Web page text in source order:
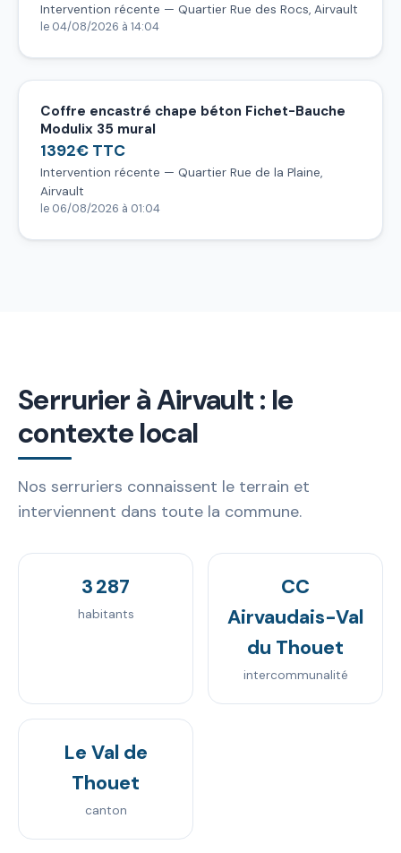
Intervention récente — Quartier Rue des Rocs, Airvault
le 04/08/2026 à 14:04
Coffre encastré chape béton Fichet-Bauche
Modulix 35 mural
1392€ TTC
Intervention récente — Quartier Rue de la Plaine,
Airvault
le 06/08/2026 à 01:04
Serrurier à Airvault : le
contexte local
Nos serruriers connaissent le terrain et
interviennent dans toute la commune.
3 287
habitants
CC
Airvaudais-Val
du Thouet
intercommunalité
Le Val de
Thouet
canton